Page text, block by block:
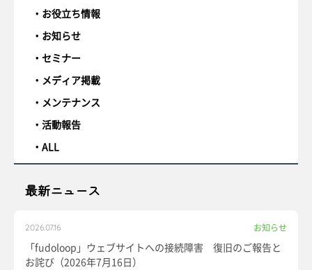
お役立ち情報
お知らせ
セミナー
メディア掲載
メンテナンス
活動報告
ALL
最新ニュース
2026.07.16 お知らせ
「fudoloop」ウェブサイトへの接続障害 復旧のご報告と
お詫び（2026年7月16日）